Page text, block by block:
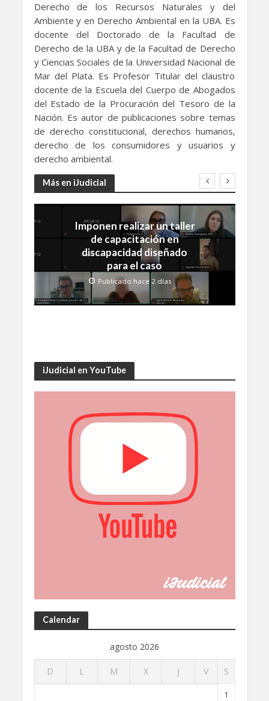
Derecho de los Recursos Naturales y del
Ambiente y en Derecho Ambiental en la UBA. Es
docente del Doctorado de la Facultad de
Derecho de la UBA y de la Facultad de Derecho
y Ciencias Sociales de la Universidad Nacional de
Mar del Plata. Es Profesor Titular del claustro
docente de la Escuela del Cuerpo de Abogados
del Estado de la Procuración del Tesoro de la
Nación. Es autor de publicaciones sobre temas
de derecho constitucional, derechos humanos,
derecho de los consumidores y usuarios y
derecho ambiental.
Más en iJudicial
Imponen realizar un taller
de capacitación en
discapacidad diseñado
para el caso
Publicado hace 2 días
iJudicial en YouTube
Calendar
agosto 2026
D L M X J V S
1